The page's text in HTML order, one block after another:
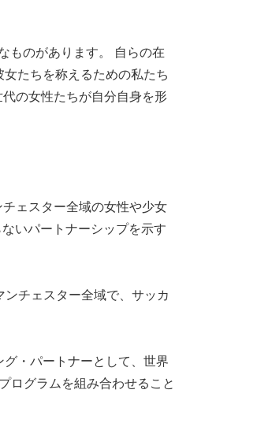
ものがあります。 自らの在
たちを称えるための私たち
の女性たちが自分自身を形
ェスター全域の女性や少女
いパートナーシップを示す
チェスター全域で、サッカ
・パートナーとして、世界
ログラムを組み合わせること